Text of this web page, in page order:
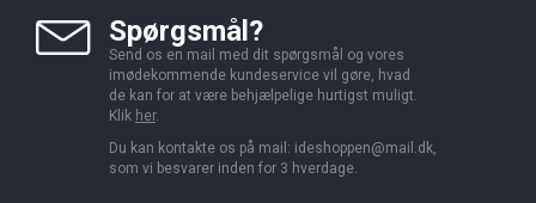
Spørgsmål?
Send os en mail med dit spørgsmål og vores
imødekommende kundeservice vil gøre, hvad
de kan for at være behjælpelige hurtigst muligt.
Klik her.
Du kan kontakte os på mail: ideshoppen@mail.dk,
som vi besvarer inden for 3 hverdage.